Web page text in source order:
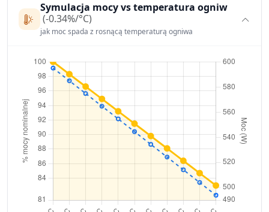
Symulacja mocy vs temperatura ogniw
(-0.34%/°C)
jak moc spada z rosnącą temperaturą ogniwa